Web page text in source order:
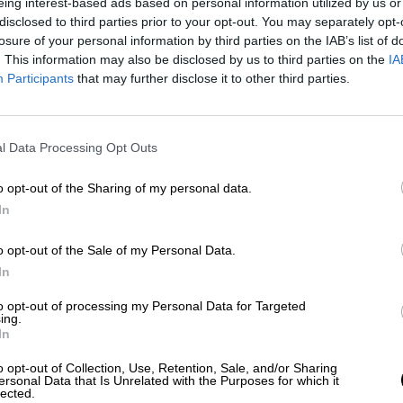
to third parties prior to your opt-out. You may separately
of your personal information by third parties on the IAB’s list of
This information may also be disclosed by us to third parties on the
Participants that may further disclose it to other third parties.
Data Processing Opt Outs
opt-out of the Sharing of my personal data.
opt-out of the Sale of my Personal Data.
opt-out of processing my Personal Data for Targeted
opt-out of Collection, Use, Retention, Sale, and/or Sharing
Data that Is Unrelated with the Purposes for which it
dar reconocimiento a los sanitarios con un
país.#LaFuerzaDeLaEsperanza
que actuó como maestro de ceremonias, dio la
paso a las declaraciones institucionales de los
y de los sanitarios, María Díaz Diñeiro, hija del
Paz, Joaquín Díaz Domínguez.
de homenaje a las víctimas de Covid-19 y de
el maestro de ceremonias nombró a las cuatro
de todas y todos los sanitarios
Majestad el Rey la Gran Cruz de la Orden del
del Adagio de Alessandro Marcello, a
Española.